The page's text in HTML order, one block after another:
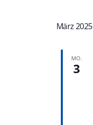
März 2025
MO.
3